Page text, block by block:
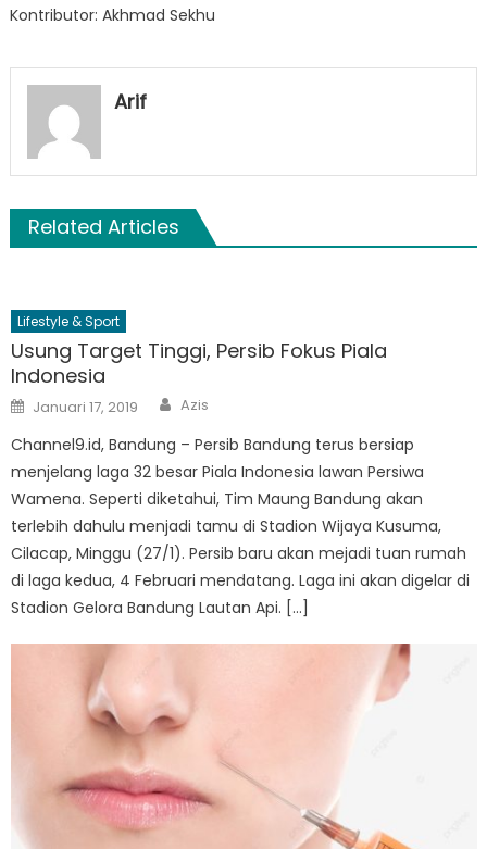
Kontributor: Akhmad Sekhu
Arif
Related Articles
Lifestyle & Sport
Usung Target Tinggi, Persib Fokus Piala
Indonesia
Posted
on
Januari 17, 2019 Author
Azis
Channel9.id, Bandung – Persib Bandung terus bersiap
menjelang laga 32 besar Piala Indonesia lawan Persiwa
Wamena. Seperti diketahui, Tim Maung Bandung akan
terlebih dahulu menjadi tamu di Stadion Wijaya Kusuma,
Cilacap, Minggu (27/1). Persib baru akan mejadi tuan rumah
di laga kedua, 4 Februari mendatang. Laga ini akan digelar di
Stadion Gelora Bandung Lautan Api. […]